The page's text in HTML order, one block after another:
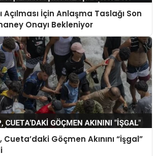
Açılması İçin Anlaşma Taslağı Son
Onayı Bekleniyor
Göçmen Akınını “İşgal”